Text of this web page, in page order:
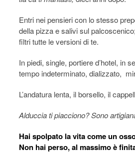
Entri nei pensieri con lo stesso
della pizza e salivi sul
filtri tutte le versioni di te.
In piedi, single, portiere d’hotel, in
tempo indeterminato, dializzato,
L’andatura lenta, il borsello, il
Alduccia ti piacciono? Sono
Hai spolpato la vita come un
Non hai perso, al massimo è